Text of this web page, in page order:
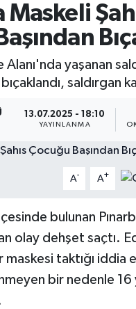
Alanı'nda yaşanan
saldırgan
13.07.2025 - 18:10
YAYINLANMA
A- A+
bulunan
olay dehşet saçtı.
taktığı iddia
bir nedenle 16